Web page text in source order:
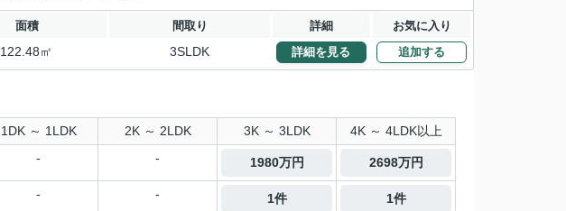
面積 間取り 詳細 お気に入り
122.48㎡ 3SLDK 詳細を見る 追加する
1DK ～ 1LDK 2K ～ 2LDK 3K ～ 3LDK 4K ～ 4LDK以上
- - 1980万円 2698万円
- - 1件 1件